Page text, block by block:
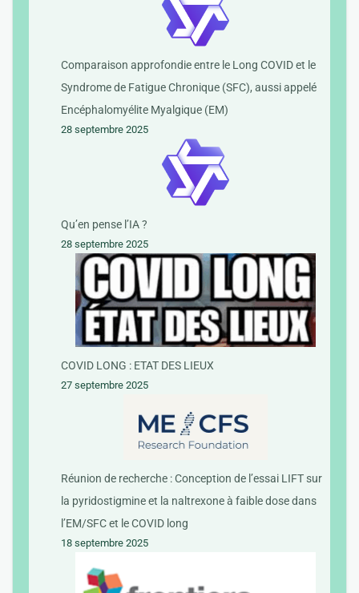
Comparaison approfondie entre le Long COVID et le
Syndrome de Fatigue Chronique (SFC), aussi appelé
Encéphalomyélite Myalgique (EM)
28 septembre 2025
Qu’en pense l’IA ?
28 septembre 2025
COVID LONG : ETAT DES LIEUX
27 septembre 2025
Réunion de recherche : Conception de l’essai LIFT sur
la pyridostigmine et la naltrexone à faible dose dans
l’EM/SFC et le COVID long
18 septembre 2025